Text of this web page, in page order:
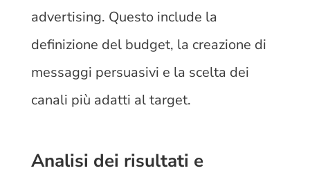
advertising. Questo include la
definizione del budget, la creazione di
messaggi persuasivi e la scelta dei
canali più adatti al target.
Analisi dei risultati e